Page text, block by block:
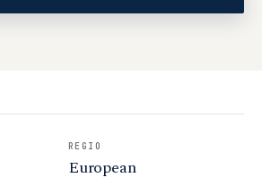
REGIO
European